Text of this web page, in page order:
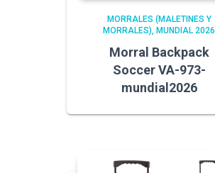
MORRALES (MALETINES Y
MORRALES) MUNDIAL 2026
Morral Backpack
Soccer VA-973-
mundial2026